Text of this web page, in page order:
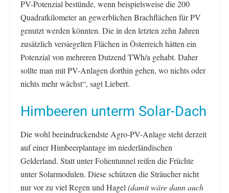
PV-Potenzial bestünde, wenn beispielsweise die 200
Quadratkilometer an gewerblichen Brachflächen für PV
genutzt werden könnten. Die in den letzten zehn Jahren
zusätzlich versiegelten Flächen in Österreich hätten ein
Potenzial von mehreren Dutzend TWh/a gehabt. Daher
sollte man mit PV-Anlagen dorthin gehen, wo nichts oder
nichts mehr wächst“, sagt Liebert.
Himbeeren unterm Solar-Dach
Die wohl beeindruckendste Agro-PV-Anlage steht derzeit
auf einer Himbeerplantage im niederländischen
Gelderland. Statt unter Folientunnel reifen die Früchte
unter Solarmodulen. Diese schützen die Sträucher nicht
nur vor zu viel Regen und Hagel (damit wäre dann auch